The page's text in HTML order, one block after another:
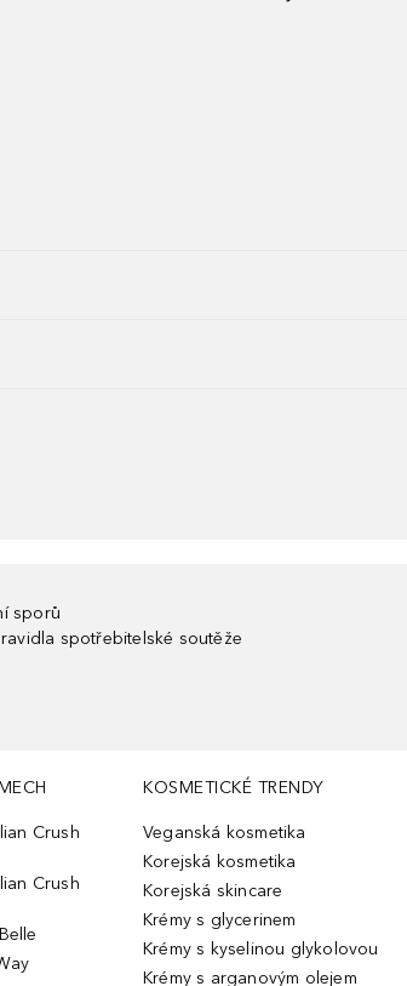
sporů
spotřebitelské soutěže
Crush
Crush
KOSMETICKÉ TRENDY
Veganská kosmetika
Korejská kosmetika
Korejská skincare
Krémy s glycerinem
Krémy s kyselinou glykolovou
Krémy s arganovým olejem